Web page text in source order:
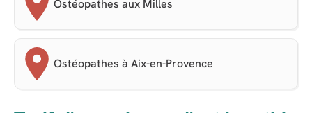
Ostéopathes aux Milles
Ostéopathes à Aix-en-Provence